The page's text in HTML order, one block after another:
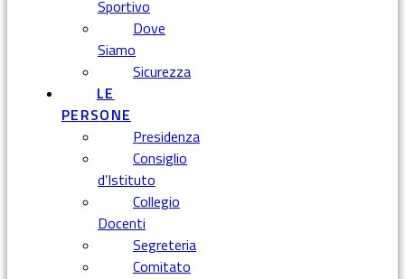
Sportivo
Dove
Siamo
Sicurezza
LE
PERSONE
Presidenza
Consiglio
d’Istituto
Collegio
Docenti
Segreteria
Comitato